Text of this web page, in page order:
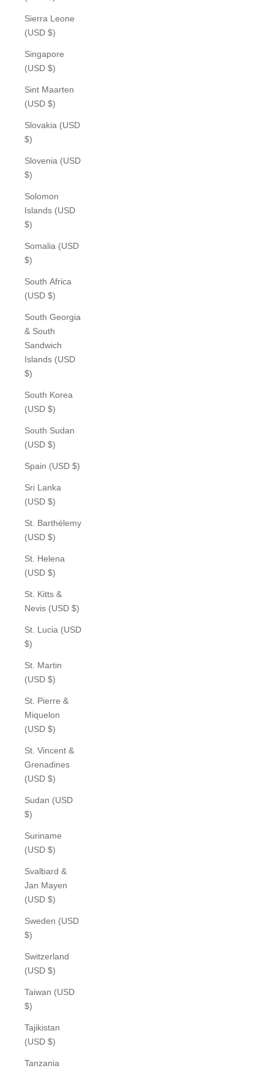
Sierra Leone
(USD $)
Singapore
(USD $)
Sint Maarten
(USD $)
Slovakia (USD
$)
Slovenia (USD
$)
Solomon
Islands (USD
$)
Somalia (USD
$)
South Africa
(USD $)
South Georgia
& South
Sandwich
Islands (USD
$)
South Korea
(USD $)
South Sudan
(USD $)
Spain (USD $)
Sri Lanka
(USD $)
St. Barthélemy
(USD $)
St. Helena
(USD $)
St. Kitts &
Nevis (USD $)
St. Lucia (USD
$)
St. Martin
(USD $)
St. Pierre &
Miquelon
(USD $)
St. Vincent &
Grenadines
(USD $)
Sudan (USD
$)
Suriname
(USD $)
Svalbard &
Jan Mayen
(USD $)
Sweden (USD
$)
Switzerland
(USD $)
Taiwan (USD
$)
Tajikistan
(USD $)
Tanzania